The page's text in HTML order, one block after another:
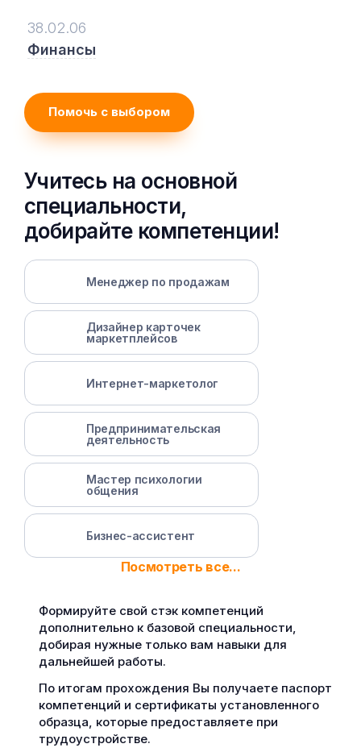
38.02.06
Финансы
Помочь с выбором
Учитесь на основной
специальности,
добирайте компетенции!
Менеджер по продажам
Дизайнер карточек
маркетплейсов
Интернет-маркетолог
Предпринимательская
деятельность
Мастер психологии
общения
Бизнес-ассистент
Посмотреть все...
Формируйте свой стэк компетенций
дополнительно к базовой специальности,
добирая нужные только вам навыки для
дальнейшей работы.
По итогам прохождения Вы получаете паспорт
компетенций и сертификаты установленного
образца, которые предоставляете при
трудоустройстве.